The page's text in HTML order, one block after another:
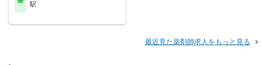
駅
最近見た薬剤師求人をもっと見る